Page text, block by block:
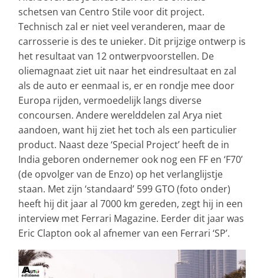
schetsen van Centro Stile voor dit project.
Technisch zal er niet veel veranderen, maar de
carrosserie is des te unieker. Dit prijzige ontwerp is
het resultaat van 12 ontwerpvoorstellen. De
oliemagnaat ziet uit naar het eindresultaat en zal
als de auto er eenmaal is, er en rondje mee door
Europa rijden, vermoedelijk langs diverse
concoursen. Andere werelddelen zal Arya niet
aandoen, want hij ziet het toch als een particulier
product. Naast deze ‘Special Project’ heeft de in
India geboren ondernemer ook nog een FF en ‘F70’
(de opvolger van de Enzo) op het verlanglijstje
staan. Met zijn ‘standaard’ 599 GTO (foto onder)
heeft hij dit jaar al 7000 km gereden, zegt hij in een
interview met Ferrari Magazine. Eerder dit jaar was
Eric Clapton ook al afnemer van een Ferrari ‘SP’.